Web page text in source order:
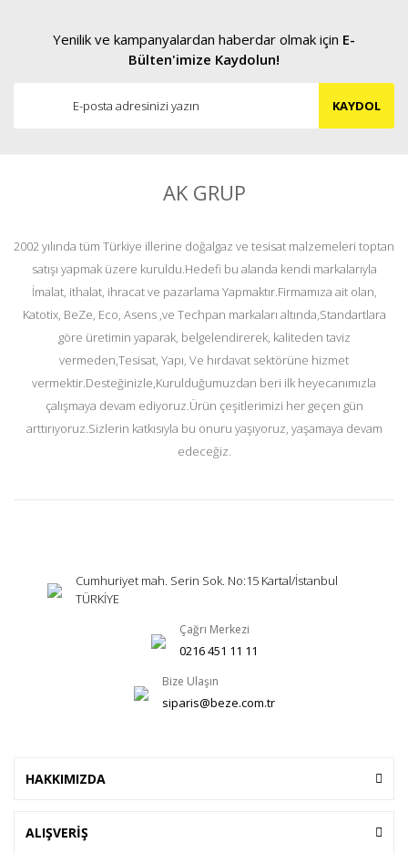
Yenilik ve kampanyalardan haberdar olmak için E-
Bülten'imize Kaydolun!
KAYDOL
AK GRUP
2002 yılında tüm Türkiye illerine doğalgaz ve tesisat malzemeleri toptan
satışı yapmak üzere kuruldu.Hedefi bu alanda kendi markalarıyla
İmalat, ithalat, ihracat ve pazarlama Yapmaktır.Firmamıza ait olan,
Katotix, BeZe, Eco, Asens ,ve Techpan markaları altında,Standartlara
göre üretimin yaparak, belgelendirerek, kaliteden taviz
vermeden,Tesisat, Yapı, Ve hırdavat sektörüne hizmet
vermektir.Desteğinizle,Kurulduğumuzdan beri ilk heyecanımızla
çalışmaya devam ediyoruz.Ürün çeşitlerimizi her geçen gün
arttırıyoruz.Sizlerin katkısıyla bu onuru yaşıyoruz, yaşamaya devam
edeceğiz.
Cumhuriyet mah. Serin Sok. No:15 Kartal/İstanbul
TÜRKİYE
Çağrı Merkezi
0216 451 11 11
Bize Ulaşın
siparis@beze.com.tr
HAKKIMIZDA
ALIŞVERİŞ